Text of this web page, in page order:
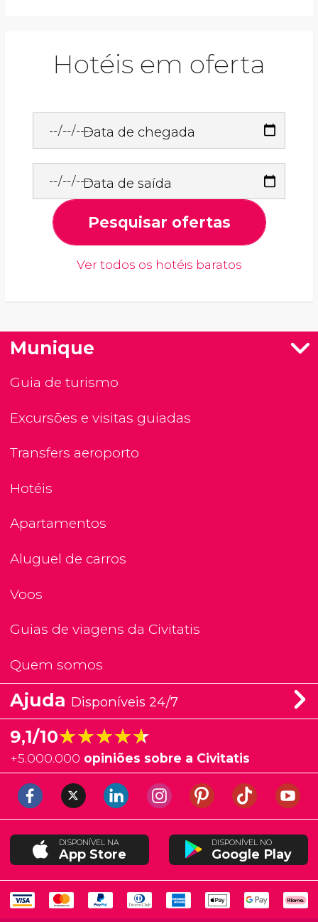
Hotéis em oferta
Data de chegada
Data de saída
Pesquisar ofertas
Ver todos os hotéis baratos
Munique
Guia de turismo
Excursões e visitas guiadas
Transfers aeroporto
Hotéis
Apartamentos
Aluguel de carros
Voos
Guias de viagens da Civitatis
Quem somos
Ajuda Disponíveis 24/7
9,1/10★★★★★
★★★★★
+5.000.000 opiniões sobre a Civitatis
DISPONÍVEL NA
App Store
DISPONÍVEL NO
Google Play